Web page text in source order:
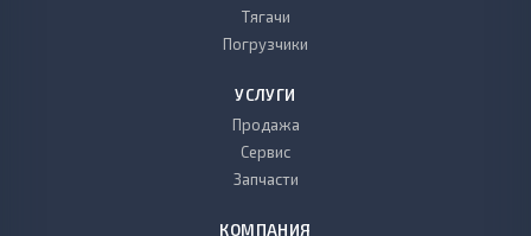
Тягачи
Погрузчики
УСЛУГИ
Продажа
Сервис
Запчасти
КОМПАНИЯ